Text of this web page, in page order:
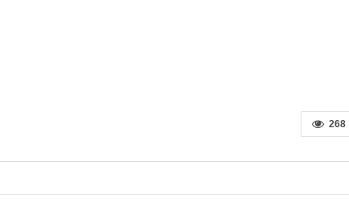
268